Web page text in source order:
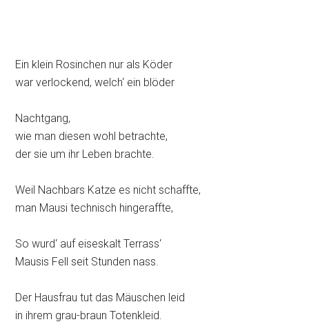
Ein klein Rosinchen nur als Köder
war verlockend, welch‘ ein blöder
Nachtgang,
wie man diesen wohl betrachte,
der sie um ihr Leben brachte.
Weil Nachbars Katze es nicht schaffte,
man Mausi technisch hingeraffte,
So wurd‘ auf eiseskalt Terrass‘
Mausis Fell seit Stunden nass.
Der Hausfrau tut das Mäuschen leid
in ihrem grau-braun Totenkleid.